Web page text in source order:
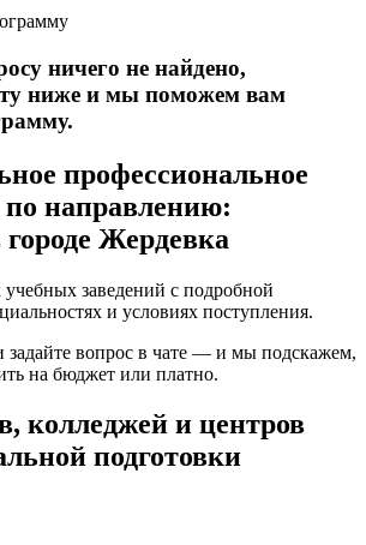
ничего не найдено,
ниже и мы поможем вам
профессиональное
по направлению:
Жердевка
заведений с подробной
и условиях поступления.
задайте вопрос в чате — и мы подскажем,
на бюджет или платно.
колледжей и центров
подготовки